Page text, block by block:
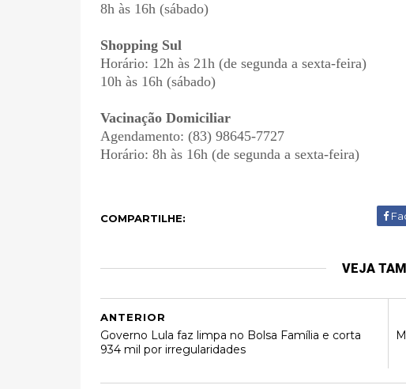
8h às 16h (sábado)
Shopping Sul
Horário: 12h às 21h (de segunda a sexta-feira)
10h às 16h (sábado)
Vacinação Domiciliar
Agendamento: (83) 98645-7727
Horário: 8h às 16h (de segunda a sexta-feira)
COMPARTILHE:
VEJA
ANTERIOR
Governo Lula faz limpa no Bolsa Família e corta
934 mil por irregularidades